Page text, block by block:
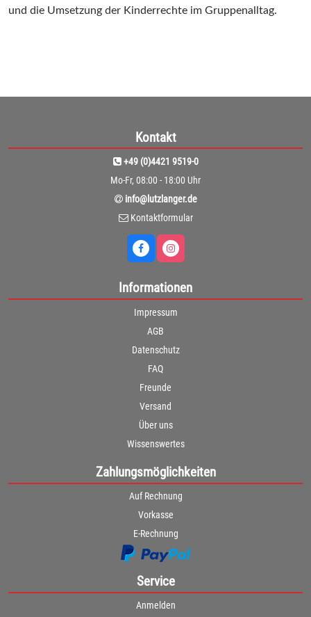
und die Umsetzung der Kinderrechte im Gruppenalltag.
Kontakt
+49 (0)4421 9519-0
Mo-Fr, 08:00 - 18:00 Uhr
info@lutzlanger.de
Kontaktformular
Informationen
Impressum
AGB
Datenschutz
FAQ
Freunde
Versand
Über uns
Wissenswertes
Zahlungsmöglichkeiten
Auf Rechnung
Vorkasse
E-Rechnung
Service
Anmelden